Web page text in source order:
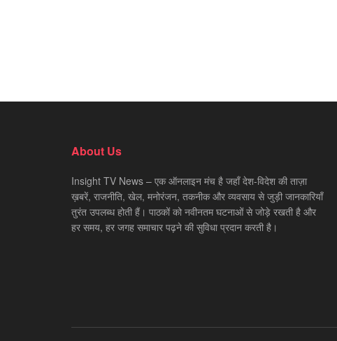
About Us
Insight TV News – एक ऑनलाइन मंच है जहाँ देश-विदेश की ताज़ा
ख़बरें, राजनीति, खेल, मनोरंजन, तकनीक और व्यवसाय से जुड़ी जानकारियाँ
तुरंत उपलब्ध होती हैं। पाठकों को नवीनतम घटनाओं से जोड़े रखती है और
हर समय, हर जगह समाचार पढ़ने की सुविधा प्रदान करती है।